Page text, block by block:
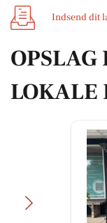
Indsend dit
OPSLAG
LOKALE